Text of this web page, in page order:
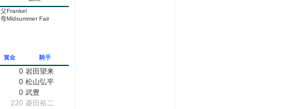
父Frankel
母Midsummer Fair
賞金 騎手
0 岩田望来
0 松山弘平
0 武豊
220 菱田裕二